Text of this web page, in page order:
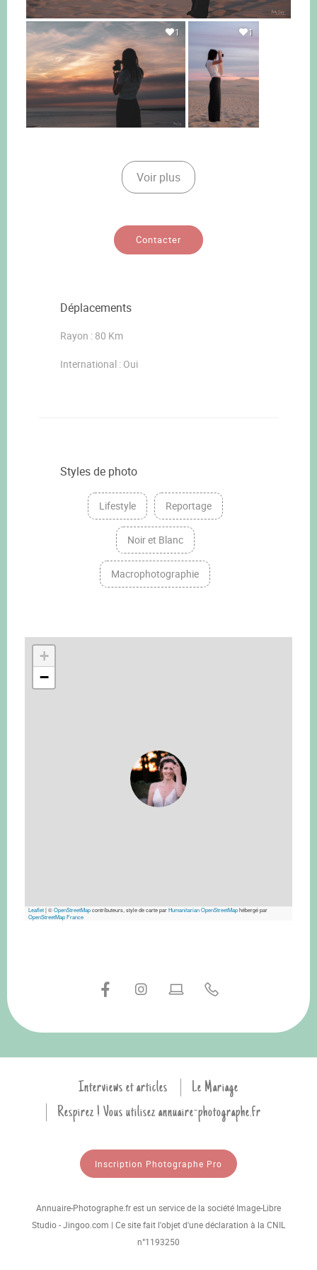
1 1
Voir plus
Contacter
Déplacements
Rayon : 80 Km
International : Oui
Styles de photo
Lifestyle Reportage
Noir et Blanc
Macrophotographie
+
−
Leaflet|©OpenStreetMapcontributeurs, style de carte parHumanitarian OpenStreetMaphébergé par
OpenStreetMap France
Interviews et articles
Le Mariage
Respirez ! Vous utilisez annuaire-photographe.fr
Inscription Photographe Pro
Annuaire-Photographe.fr est un service de la société Image-Libre
Studio - Jingoo.com | Ce site fait l'objet d'une déclaration à la CNIL
n°1193250